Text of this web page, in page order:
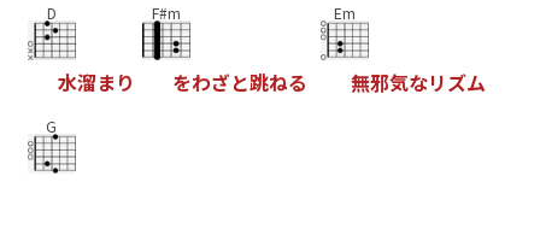
D
水溜まり
F#m
をわざと跳ねる
Em
無邪気なリズム
G